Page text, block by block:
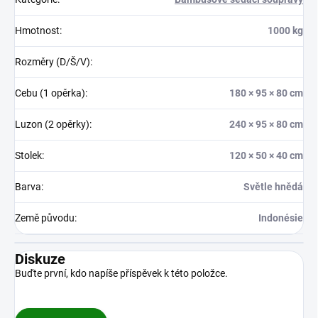
Hmotnost: 1000 kg
Rozměry (D/Š/V):
Cebu (1 opěrka): 180 × 95 × 80 cm
Luzon (2 opěrky): 240 × 95 × 80 cm
Stolek: 120 × 50 × 40 cm
Barva: Světle hnědá
Země původu: Indonésie
Diskuze
Buďte první, kdo napíše příspěvek k této položce.